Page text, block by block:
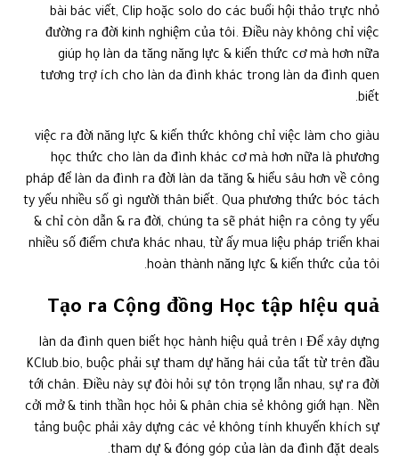
bài bác viết, Clip hoặc solo do các buổi hội thảo trực nhỏ
đường ra đời kinh nghiệm của tôi. Điều này không chỉ việc
giúp họ làn da tăng năng lực & kiến thức cơ mà hơn nữa
tương trợ ích cho làn da đình khác trong làn da đình quen
biết.
việc ra đời năng lực & kiến thức không chỉ việc làm cho giàu
học thức cho làn da đình khác cơ mà hơn nữa là phương
pháp để làn da đình ra đời làn da tăng & hiểu sâu hơn về công
ty yếu nhiều số gì người thân biết. Qua phương thức bóc tách
& chỉ còn dẫn & ra đời, chúng ta sẽ phát hiện ra công ty yếu
nhiều số điểm chưa khác nhau, từ ấy mua liệu pháp triển khai
hoàn thành năng lực & kiến thức của tôi.
Tạo ra Cộng đồng Học tập hiệu quả
Để xây dựng ١ làn da đình quen biết học hành hiệu quả trên
KClub.bio, buộc phải sự tham dự hăng hái của tất từ trên đầu
tới chân. Điều này sự đòi hỏi sự tôn trọng lẫn nhau, sự ra đời
cởi mở & tinh thần học hỏi & phân chia sẻ không giới hạn. Nền
tảng buộc phải xây dựng các vẻ không tính khuyến khích sự
tham dự & đóng góp của làn da đình đặt deals.